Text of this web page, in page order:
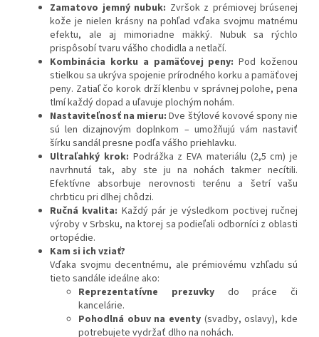
Zamatovo jemný nubuk: Zvršok z prémiovej brúsenej
kože je nielen krásny na pohľad vďaka svojmu matnému
efektu, ale aj mimoriadne mäkký. Nubuk sa rýchlo
prispôsobí tvaru vášho chodidla a netlačí.
Kombinácia korku a pamäťovej peny: Pod koženou
stielkou sa ukrýva spojenie prírodného korku a pamäťovej
peny. Zatiaľ čo korok drží klenbu v správnej polohe, pena
tlmí každý dopad a uľavuje plochým nohám.
Nastaviteľnosť na mieru: Dve štýlové kovové spony nie
sú len dizajnovým doplnkom – umožňujú vám nastaviť
šírku sandál presne podľa vášho priehlavku.
Ultraľahký krok: Podrážka z EVA materiálu (2,5 cm) je
navrhnutá tak, aby ste ju na nohách takmer necítili.
Efektívne absorbuje nerovnosti terénu a šetrí vašu
chrbticu pri dlhej chôdzi.
Ručná kvalita: Každý pár je výsledkom poctivej ručnej
výroby v Srbsku, na ktorej sa podieľali odborníci z oblasti
ortopédie.
Kam si ich vziať?
Vďaka svojmu decentnému, ale prémiovému vzhľadu sú
tieto sandále ideálne ako:
Reprezentatívne prezuvkydo práce či
kancelárie.
Pohodlná obuv na eventy (svadby, oslavy), kde
potrebujete vydržať dlho na nohách.